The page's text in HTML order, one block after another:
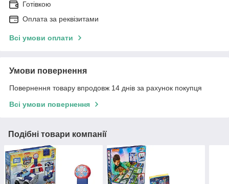
Готівкою
Оплата за реквізитами
Всі умови оплати
Умови повернення
Повернення товару впродовж 14 днів за рахунок покупця
Всі умови повернення
Подібні товари компанії